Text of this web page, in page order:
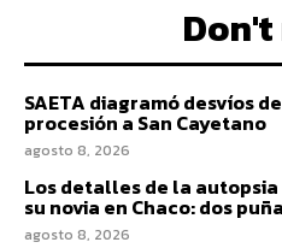
Don't
SAETA diagramó desvíos
procesión a San Cayetano
agosto 8, 2026
Los detalles de la
su novia en Chaco: dos
agosto 8, 2026